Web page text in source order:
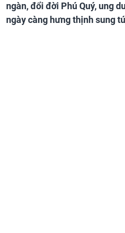
ngàn, đổi đời Phú Quý, ung
ngày càng hưng thịnh sung